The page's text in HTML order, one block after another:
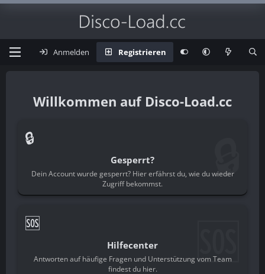
Anmelden Registrieren
Disco-Load.cc
🔒
Gesperrt?
Dein Account wurde gesperrt? Hier erfährst du, wie du wieder
Zugriff bekommst.
🔒
🆘
Hilfecenter
Antworten auf häufige Fragen und Unterstützung vom Team
findest du hier.
🆘